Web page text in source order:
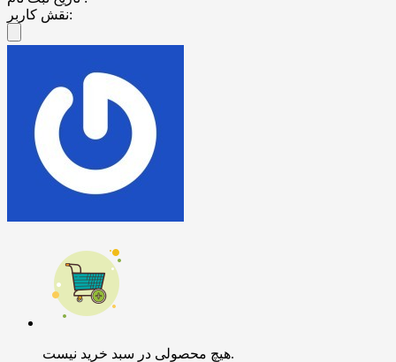
نقش کاربر:
هیچ محصولی در سبد خرید نیست.